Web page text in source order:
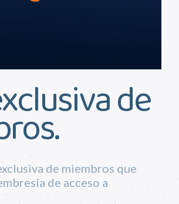
de
de miembros que
de acceso a